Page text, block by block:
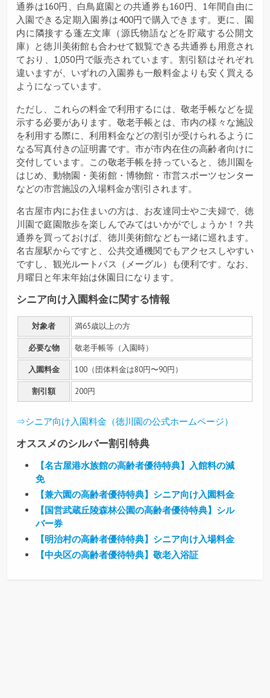
通券は160円、白鳥庭園との共通券も160円、1年間自由に
入園できる定期入園券は400円で購入できます。更に、園
内に隣接する蓬左文庫（源氏物語などを貯蔵する公開文
庫）と徳川美術館も合わせて観覧できる共通券も用意され
ており、1,050円で販売されています。割引額はそれぞれ
違いますが、いずれの入園券も一般料金よりも安く買える
ようになっています。
ただし、これらの料金で利用するには、敬老手帳などを提
示する必要があります。敬老手帳とは、市内の様々な施設
を利用する際に、利用料金などの割引が受けられるように
なる写真付きの証明書です。市が市内在住の高齢者向けに
交付しています。この敬老手帳を持っていると、徳川園を
はじめ、動物園・美術館・博物館・市営スポーツセンター
などの市営施設の入場料金が割引されます。
名古屋市内にお住まいの方は、お友達同士やご夫婦で、徳
川園で庭園散歩を楽しんでみてはいかがでしょうか！？共
通券を買っておけば、徳川美術館なども一緒に巡れます。
名古屋駅からですと、公共交通機関でもアクセスしやすい
ですし、観光ルートバス（メーグル）も便利です。なお、
月曜日と年末年始は休園日になります。
シニア向け入園料金に関する情報
対象者 満65歳以上の方
必要な物 敬老手帳等（入園時）
入園料金 100（団体料金は80円〜90円）
割引額 200円
⇒シニア向け入園料金（徳川園の公式ホームページ）
オススメのシルバー割引特典
【名古屋港水族館の高齢者優待特典】入館料の減
免
【兼六園の高齢者優待特典】シニア向け入園料金
【国営武蔵丘陵森林公園の高齢者優待特典】シル
バー券
【明治村の高齢者優待特典】シニア向け入場料金
【中央区の高齢者優待特典】敬老入浴証